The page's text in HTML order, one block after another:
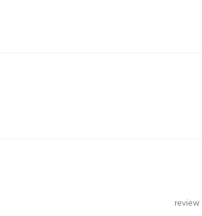
review